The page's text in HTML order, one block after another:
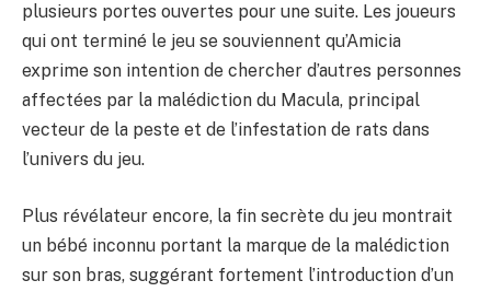
plusieurs portes ouvertes pour une suite. Les joueurs
qui ont terminé le jeu se souviennent qu’Amicia
exprime son intention de chercher d’autres personnes
affectées par la malédiction du Macula, principal
vecteur de la peste et de l’infestation de rats dans
l’univers du jeu.
Plus révélateur encore, la fin secrète du jeu montrait
un bébé inconnu portant la marque de la malédiction
sur son bras, suggérant fortement l’introduction d’un